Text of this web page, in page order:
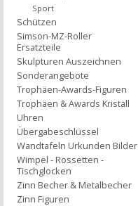
Sport
Schützen
Simson-MZ-Roller
Ersatzteile
Skulpturen Auszeichnen
Sonderangebote
Trophäen-Awards-Figuren
Trophäen & Awards Kristall
Uhren
Übergabeschlüssel
Wandtafeln Urkunden Bilder
Wimpel - Rossetten -
Tischglocken
Zinn Becher & Metalbecher
Zinn Figuren